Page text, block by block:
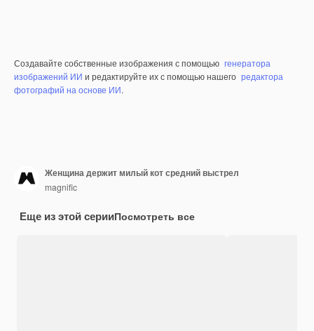
Создавайте собственные изображения с помощью генератора
изображений ИИ и редактируйте их с помощью нашего редактора
фотографий на основе ИИ.
Женщина держит милый кот средний выстрел
magnific
Еще из этой серииПосмотреть все